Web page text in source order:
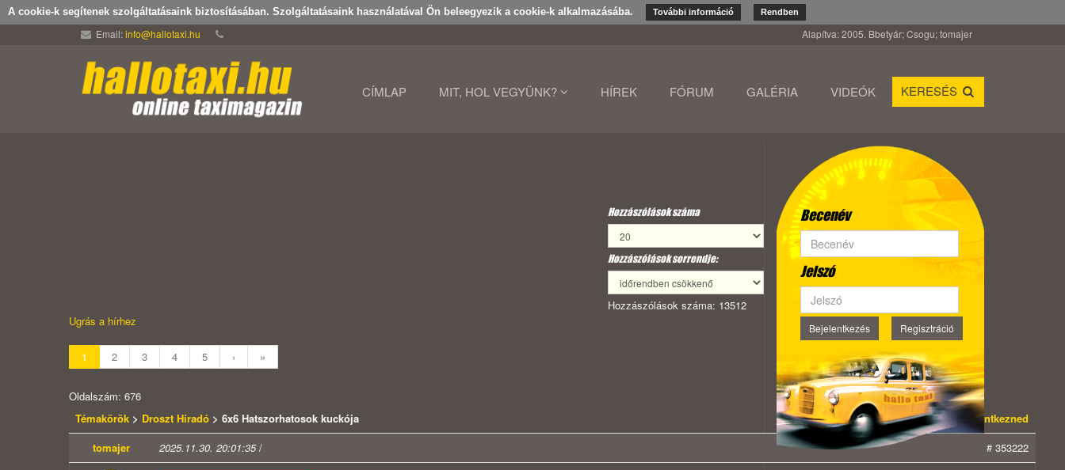
A cookie-k segítenek szolgáltatásaink biztosításában. Szolgáltatásaink használatával Ön beleegyezik a cookie-k alkalmazásába. További információ Rendben
Email:info@hallotaxi.hu Alapítva: 2005. Bbetyár; Csogu; tomajer
CÍMLAP MIT, HOL VEGYÜNK? HÍREK FÓRUM GALÉRIA VIDEÓK KERESÉS
Hozzászólások száma
Hozzászólások sorrendje:
Hozzászólások száma: 13512
Ugrás a hírhez
1 2 3 4 5 › »
Oldalszám: 676
Témakörök > Droszt Híradó > 6x6 Hatszorhatosok kuckója
A hozzászóláshoz be kell jelentkezned
tomajer
2025.11.30. 20:01:35/ # 353222
Becenév
Jelszó
Bejelentkezés Regisztráció